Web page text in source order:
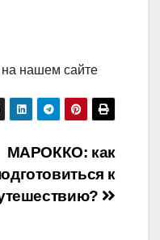
на нашем сайте
МАРОККО: как
к